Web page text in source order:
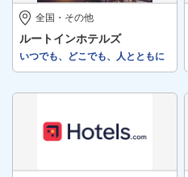
全国・その他
ルートインホテルズ
いつでも、どこでも、人とともに